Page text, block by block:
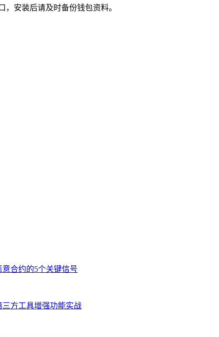
，安装后请及时备份钱包资料。
合约的5个关键信号
方工具增强功能实战